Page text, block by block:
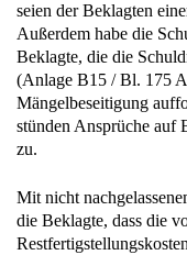
seien der Beklagten
Außerdem habe die
Beklagte, die die
(Anlage B15 / Bl. 175
Mängelbeseitigung
stünden Ansprüche auf
zu.
Mit nicht
die Beklagte, dass die